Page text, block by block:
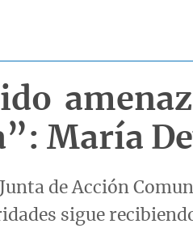
María
de Acción
sigue